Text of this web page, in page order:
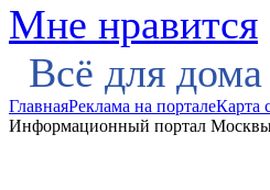
Мне нравится
Всё для дома
ГлавнаяРеклама на порталеКарта
Информационный портал